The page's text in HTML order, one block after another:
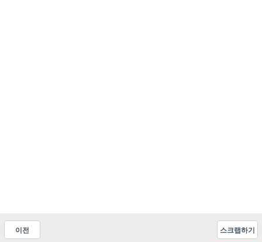
이전 스크랩하기